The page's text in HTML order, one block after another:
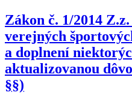
Zákon č. 1/2014
verejných
a doplnení
aktualizovanou
§§)